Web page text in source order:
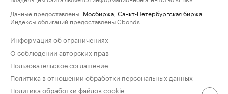
Данные предоставлены: Мосбиржа Санкт-Петербургская биржа
Индексы облигаций предоставлены Cbonds.
Информация об ограничениях
О соблюдении авторских прав
Пользовательское соглашение
Политика в отношении обработки персональных данных
Политика обработки файлов cookie